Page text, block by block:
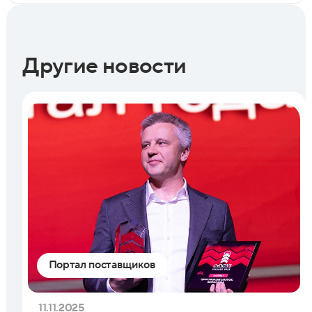
Другие новости
Портал поставщиков
11.11.2025